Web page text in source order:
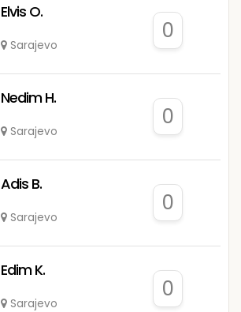
Elvis O.
Sarajevo
0
Nedim H.
Sarajevo
0
Adis B.
Sarajevo
0
Edim K.
Sarajevo
0